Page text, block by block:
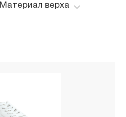
Материал верха